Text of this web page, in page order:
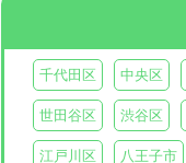
千代田区 中央区
世田谷区 渋谷区
江戸川区 八王子市